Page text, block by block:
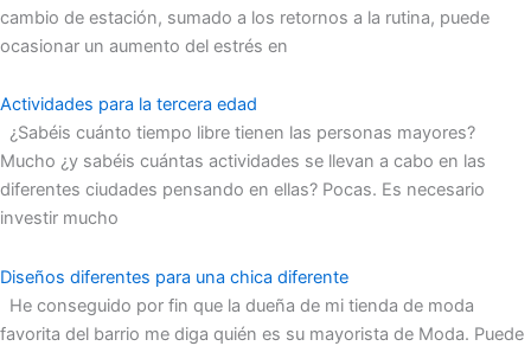
cambio de estación, sumado a los retornos a la rutina, puede
ocasionar un aumento del estrés en
Actividades para la tercera edad
¿Sabéis cuánto tiempo libre tienen las personas mayores?
Mucho ¿y sabéis cuántas actividades se llevan a cabo en las
diferentes ciudades pensando en ellas? Pocas. Es necesario
investir mucho
Diseños diferentes para una chica diferente
He conseguido por fin que la dueña de mi tienda de moda
favorita del barrio me diga quién es su mayorista de Moda. Puede